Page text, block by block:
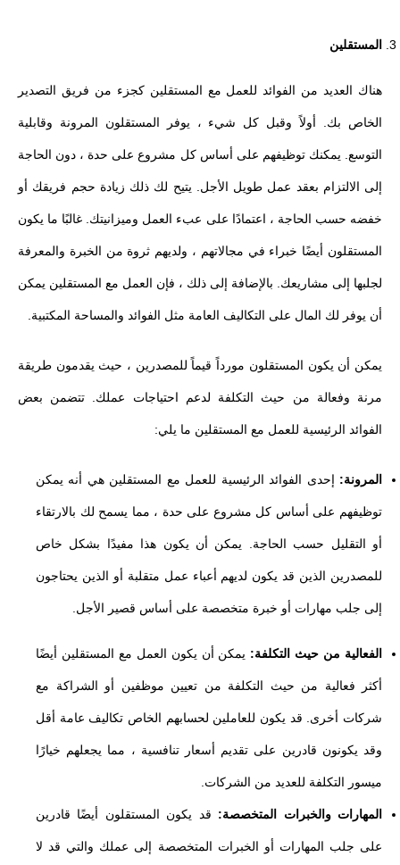
المستقلين
هناك العديد من الفوائد للعمل مع المستقلين كجزء من فريق التصدير
الخاص بك. أولاً وقبل كل شيء ، يوفر المستقلون المرونة وقابلية
التوسع. يمكنك توظيفهم على أساس كل مشروع على حدة ، دون الحاجة
إلى الالتزام بعقد عمل طويل الأجل. يتيح لك ذلك زيادة حجم فريقك أو
خفضه حسب الحاجة ، اعتمادًا على عبء العمل وميزانيتك. غالبًا ما يكون
المستقلون أيضًا خبراء في مجالاتهم ، ولديهم ثروة من الخبرة والمعرفة
لجلبها إلى مشاريعك. بالإضافة إلى ذلك ، فإن العمل مع المستقلين يمكن
أن يوفر لك المال على التكاليف العامة مثل الفوائد والمساحة المكتبية.
يمكن أن يكون المستقلون مورداً قيماً للمصدرين ، حيث يقدمون طريقة
مرنة وفعالة من حيث التكلفة لدعم احتياجات عملك. تتضمن بعض
الفوائد الرئيسية للعمل مع المستقلين ما يلي:
المرونة: إحدى الفوائد الرئيسية للعمل مع المستقلين هي أنه يمكن
توظيفهم على أساس كل مشروع على حدة ، مما يسمح لك بالارتقاء
أو التقليل حسب الحاجة. يمكن أن يكون هذا مفيدًا بشكل خاص
للمصدرين الذين قد يكون لديهم أعباء عمل متقلبة أو الذين يحتاجون
إلى جلب مهارات أو خبرة متخصصة على أساس قصير الأجل.
الفعالية من حيث التكلفة: يمكن أن يكون العمل مع المستقلين أيضًا
أكثر فعالية من حيث التكلفة من تعيين موظفين أو الشراكة مع
شركات أخرى. قد يكون للعاملين لحسابهم الخاص تكاليف عامة أقل
وقد يكونون قادرين على تقديم أسعار تنافسية ، مما يجعلهم خيارًا
ميسور التكلفة للعديد من الشركات.
المهارات والخبرات المتخصصة: قد يكون المستقلون أيضًا قادرين
على جلب المهارات أو الخبرات المتخصصة إلى عملك والتي قد لا